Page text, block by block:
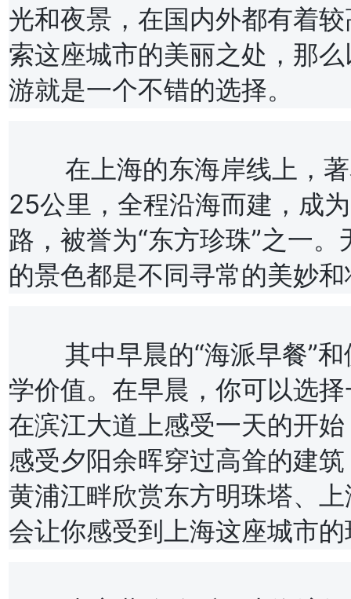
光和夜景，在国内外都有着
索这座城市的美丽之处，那
游就是一个不错的选择。
25公里，全程沿海而建，成
路，被誉为“东方珍珠”之一
的景色都是不同寻常的美妙
学价值。在早晨，你可以选
在滨江大道上感受一天的开
感受夕阳余晖穿过高耸的建
黄浦江畔欣赏东方明珠塔、
会让你感受到上海这座城市